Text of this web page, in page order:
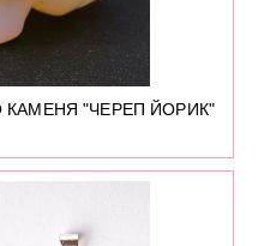
КАМЕНЯ "ЧЕРЕП ЙОРИК"